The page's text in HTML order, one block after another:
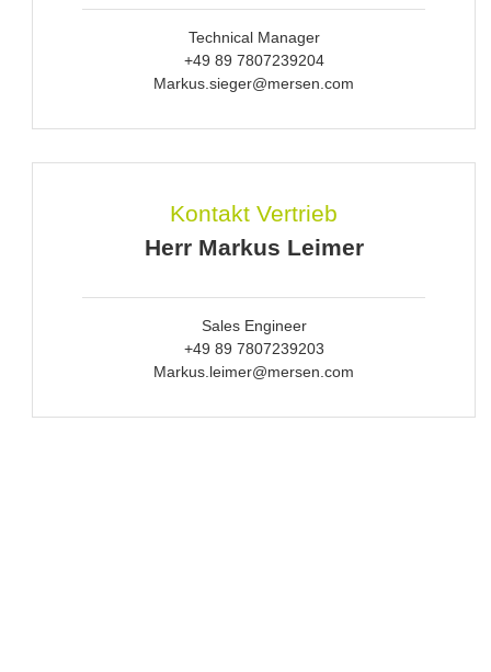
Technical Manager
+49 89 7807239204
Markus.sieger@mersen.com
Kontakt Vertrieb
Herr Markus Leimer
Sales Engineer
+49 89 7807239203
Markus.leimer@mersen.com